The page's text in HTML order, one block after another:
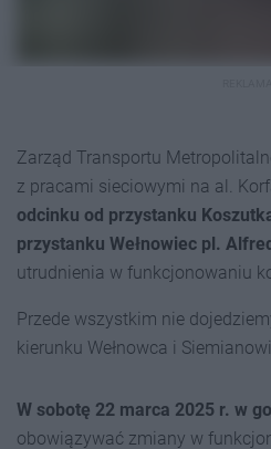
Zarząd Transportu
z pracami sieciowymi na al.
odcinku od przystanku
przystanku Wełnowiec pl.
utrudnienia w funkcjonowaniu
Przede wszystkim nie
kierunku Wełnowca i
W sobotę 22 marca 2025 r. w
obowiązywać zmiany w